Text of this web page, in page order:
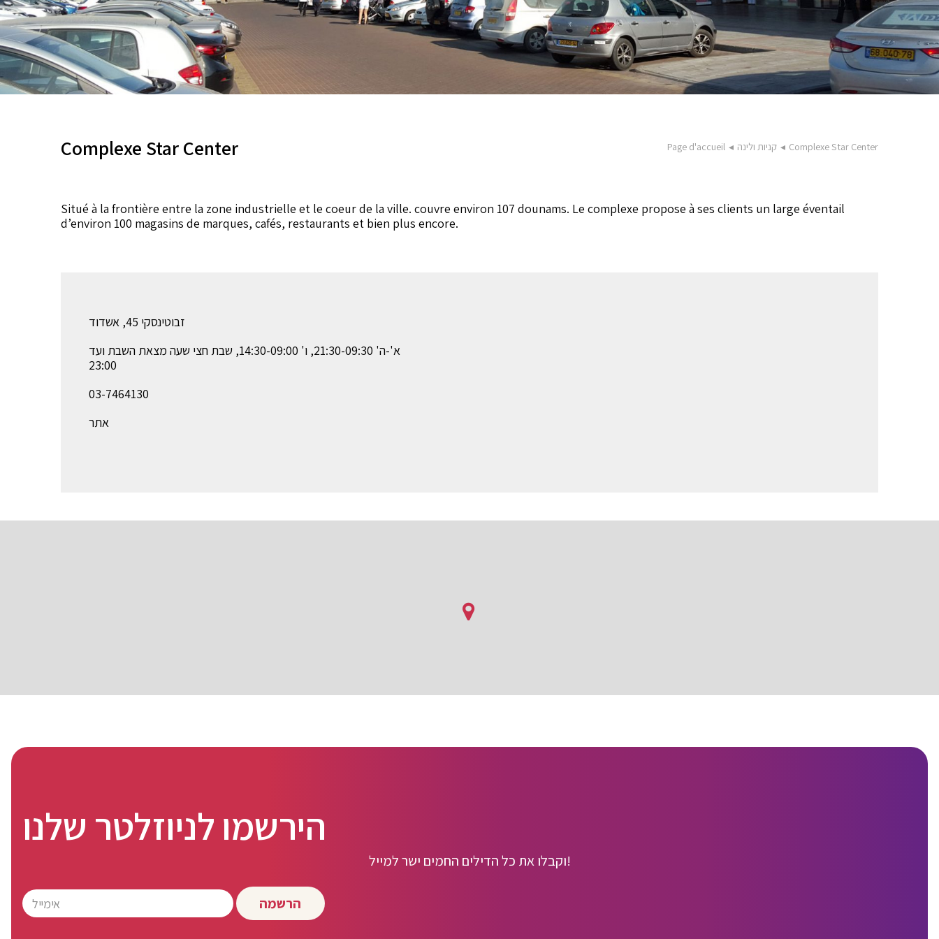
Complexe Star Center Page d'accueil ◂ קניות ולינה ◂ Complexe Star Center
Situé à la frontière entre la zone industrielle et le coeur de la ville. couvre environ 107 dounams. Le complexe propose à ses clients un large éventail
d’environ 100 magasins de marques, cafés, restaurants et bien plus encore.
זבוטינסקי 45, אשדוד
א'-ה' 21:30-09:30, ו' 14:30-09:00, שבת חצי שעה מצאת השבת ועד
23:00
03-7464130
אתר
הירשמו לניוזלטר שלנו
וקבלו את כל הדילים החמים ישר למייל!
הרשמה